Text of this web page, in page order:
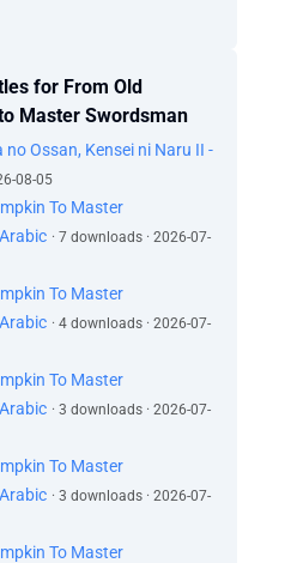
‫ما دام خصماك مصطفّين،
‫فالواقف في المقدمة يحول
‫فهمت…
‫أجل، سيحاول خصماك
‫لذا عليك أن تواصل الحركة
‫أظن أن الوقت قد حان ‫لتجربة
‫على رسلك!
‫لا تجعلي عجوزاً مثلي فأر
‫أرى أنّ الأمور على حالها.
‫"ألوشيا"، أريد التحدث إليك.
‫أفّ، ما الذي أتى بها؟
for From Old
Master Swordsman
Ossan, Kensei ni Naru II -
08-05
To Master
· 7 downloads · 2026-07-
To Master
· 4 downloads · 2026-07-
To Master
· 3 downloads · 2026-07-
To Master
· 3 downloads · 2026-07-
To Master